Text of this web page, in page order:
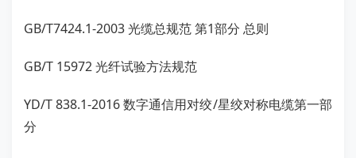
GB/T7424.1-2003 光缆总规范 第1部分 总则
GB/T 15972 光纤试验方法规范
YD/T 838.1-2016 数字通信用对绞/星绞对称电缆第一部
分